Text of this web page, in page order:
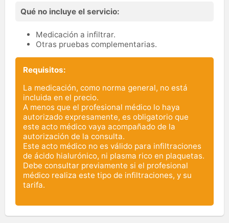
Qué no incluye el servicio:
Medicación a infiltrar.
Otras pruebas complementarias.
Requisitos:
La medicación, como norma general, no está
incluida en el precio.
A menos que el profesional médico lo haya
autorizado expresamente, es obligatorio que
este acto médico vaya acompañado de la
autorización de la consulta.
Este acto médico no es válido para infiltraciones
de ácido hialurónico, ni plasma rico en plaquetas.
Debe consultar previamente si el profesional
médico realiza este tipo de infiltraciones, y su
tarifa.